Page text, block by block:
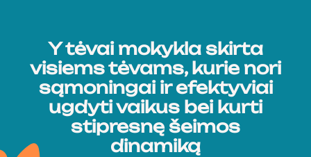
Y tėvai mokykla skirta
visiems tėvams, kurie nori
sąmoningai ir efektyviai
ugdyti vaikus bei kurti
stipresnę šeimos
dinamiką